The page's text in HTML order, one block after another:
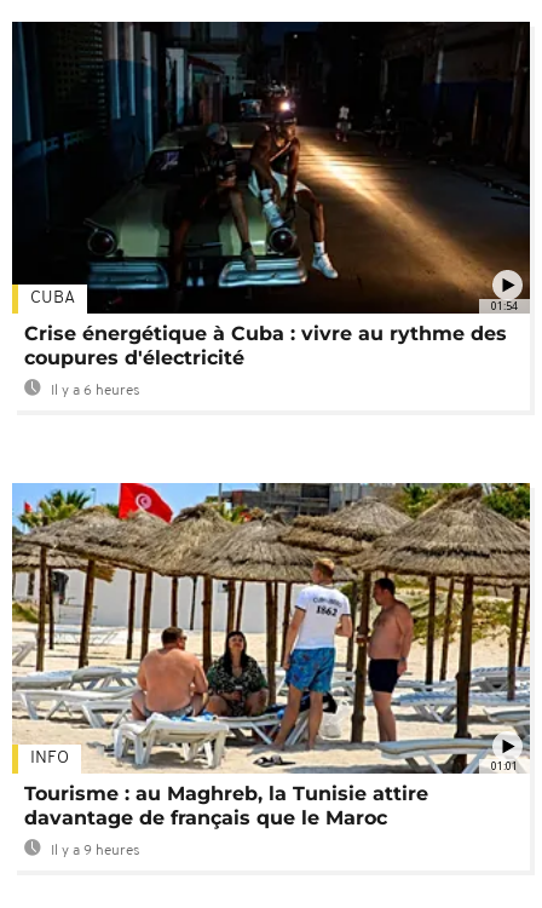
01:54
CUBA
Crise énergétique à Cuba : vivre au rythme des
coupures d'électricité
Il y a 6 heures
01:01
INFO
Tourisme : au Maghreb, la Tunisie attire
davantage de français que le Maroc
Il y a 9 heures